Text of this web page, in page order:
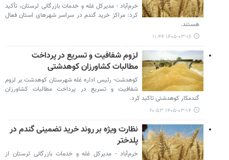
خرم‌آباد - مدیرکل غله و خدمات بازرگانی لرستان، تأکید
کرد: مراکز خرید گندم در سراسر شهرهای استان فعال
هستند.
۱۴۰۵-۰۳-۱۶ ۱۱:۴۴
لزوم شفافیت و تسریع در پرداخت
مطالبات کشاورزان کوهدشتی
کوهدشت- رئیس اداره غله شهرستان کوهدشت بر لزوم
شفافیت و تسریع در پرداخت مطالبات کشاورزان
گندمکار کوهدشتی تاکید کرد.
۱۴۰۵-۰۳-۱۴ ۲۰:۵۳
نظارت ویژه بر روند خرید تضمینی گندم در
پلدختر
خرم‌آباد - مدیرکل غله و خدمات بازرگانی لرستان از